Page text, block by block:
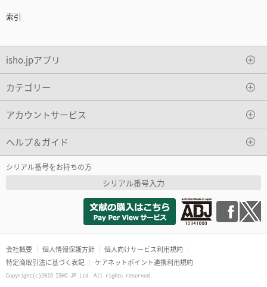
索引
isho.jpアプリ
カテゴリー
アカウントサービス
ヘルプ＆ガイド
シリアル番号をお持ちの方
シリアル番号入力
会社概要 個人情報保護方針
個人向けサービス利用規約
特定商取引法に基づく表記
ケアネットポイント連携利用規約
Copyright(c)2016 ISHO-JP Ltd. All rights reserved.